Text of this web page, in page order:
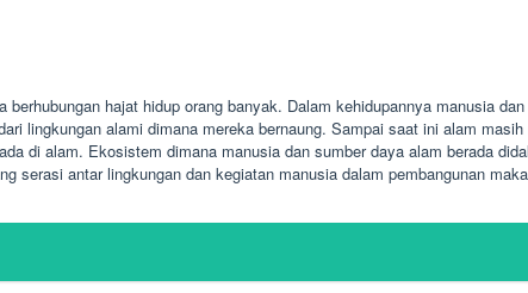
hajat hidup orang banyak. Dalam kehidupannya manusia
lingkungan alami dimana mereka bernaung. Sampai saat ini alam
di alam. Ekosistem dimana manusia dan sumber daya alam berada
serasi antar lingkungan dan kegiatan manusia dalam pembangunan